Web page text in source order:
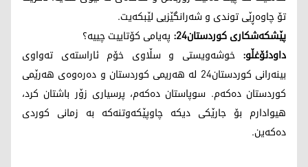
تۆ چاوەڕێی توندی و شەرانگێزیی لێبکەیت.
پێشکەشکاری کوردستان24:
پەیامی کۆتاییت چییە؟
داودئۆغڵو: خوشەویستی و سڵاوی خۆم ئاراستەی تەواوی
بینەرانی کوردستان24 لە هەریمی کوردستان و دەرەوەی هەرێمی
کوردستان دەکەم. سوپاستان دەکەم، پرسیاری زۆر باشتان کرد،
هیوادارم بۆ جارێکی دیکە چاوپێکەوتنەکە بە زمانی کوردی
دەکەین.